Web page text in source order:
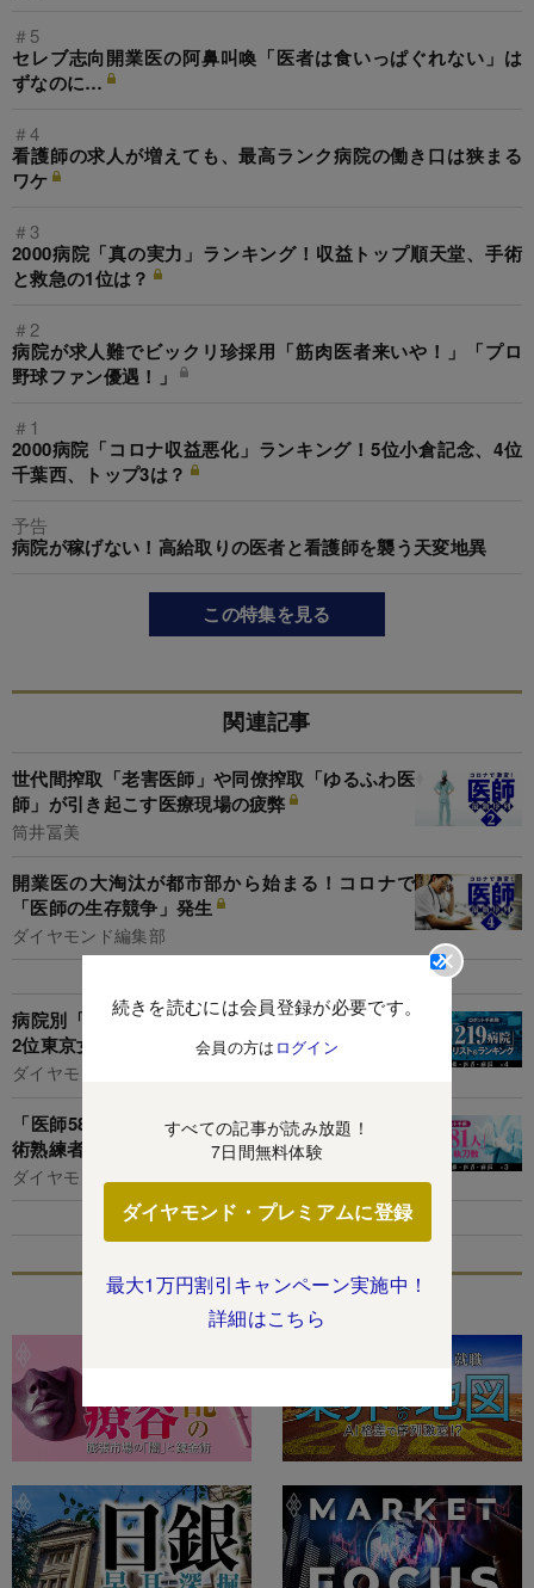
続きを読むには会員登録が必要です。
会員の方は ログイン
すべての記事が読み放題！
7日間無料体験
ダイヤモンド・プレミアムに登録
最大1万円割引キャンペーン実施中！
詳細はこちら
＃5
セレブ志向開業医の阿鼻叫喚「医者は食いっぱぐれない」は
ずなのに…
＃4
看護師の求人が増えても、最高ランク病院の働き口は狭まる
ワケ
＃3
2000病院「真の実力」ランキング！収益トップ順天堂、手術
と救急の1位は？
＃2
病院が求人難でビックリ珍採用「筋肉医者来いや！」「プロ
野球ファン優遇！」
＃1
2000病院「コロナ収益悪化」ランキング！5位小倉記念、4位
千葉西、トップ3は？
予告
病院が稼げない！高給取りの医者と看護師を襲う天変地異
この特集を見る
関連記事
世代間搾取「老害医師」や同僚搾取「ゆるふわ医
師」が引き起こす医療現場の疲弊
筒井冨美
開業医の大淘汰が都市部から始まる！コロナで
「医師の生存競争」発生
ダイヤモンド編集部
病院別「ロボット手術数ランキング」3位藤田、
2位東京女子医、1位は？
ダイヤモンド編集部,臼井真粧美
「医師581人実名ランキング」これでロボット手
術熟練者にたどり着く！
ダイヤモンド編集部,臼井真粧美
特集